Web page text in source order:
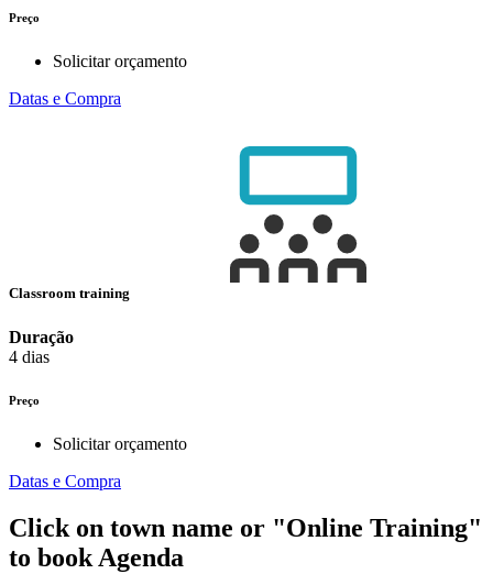
Preço
Solicitar orçamento
Datas e Compra
Classroom training
Duração
4 dias
Preço
Solicitar orçamento
Datas e Compra
Click on town name or "Online Training"
to bookAgenda